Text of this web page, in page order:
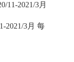
11-2021/3月
2021/3月 每